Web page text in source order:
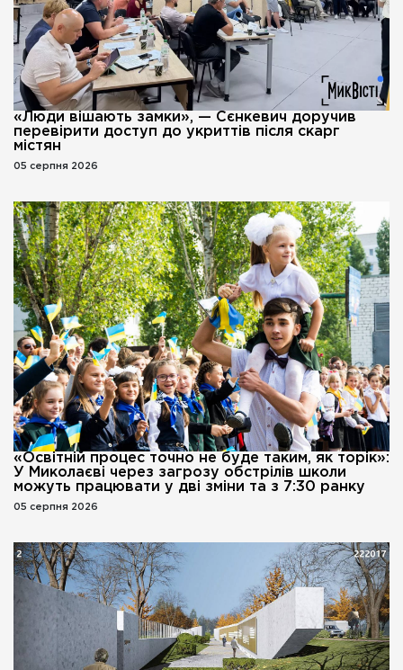
«Люди вішають замки», — Сєнкевич доручив
перевірити доступ до укриттів після скарг
містян
05 серпня 2026
«Освітній процес точно не буде таким, як торік»:
У Миколаєві через загрозу обстрілів школи
можуть працювати у дві зміни та з 7:30 ранку
05 серпня 2026